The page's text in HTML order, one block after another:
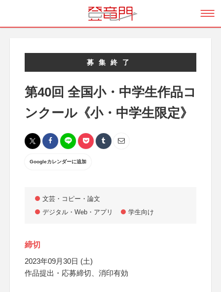
募集終了
第40回 全国小・中学生作品コ
ンクール《小・中学生限定》
Googleカレンダーに追加
文芸・コピー・論文
デジタル・Web・アプリ
学生向け
締切
2023年09月30日 (土)
作品提出・応募締切、消印有効